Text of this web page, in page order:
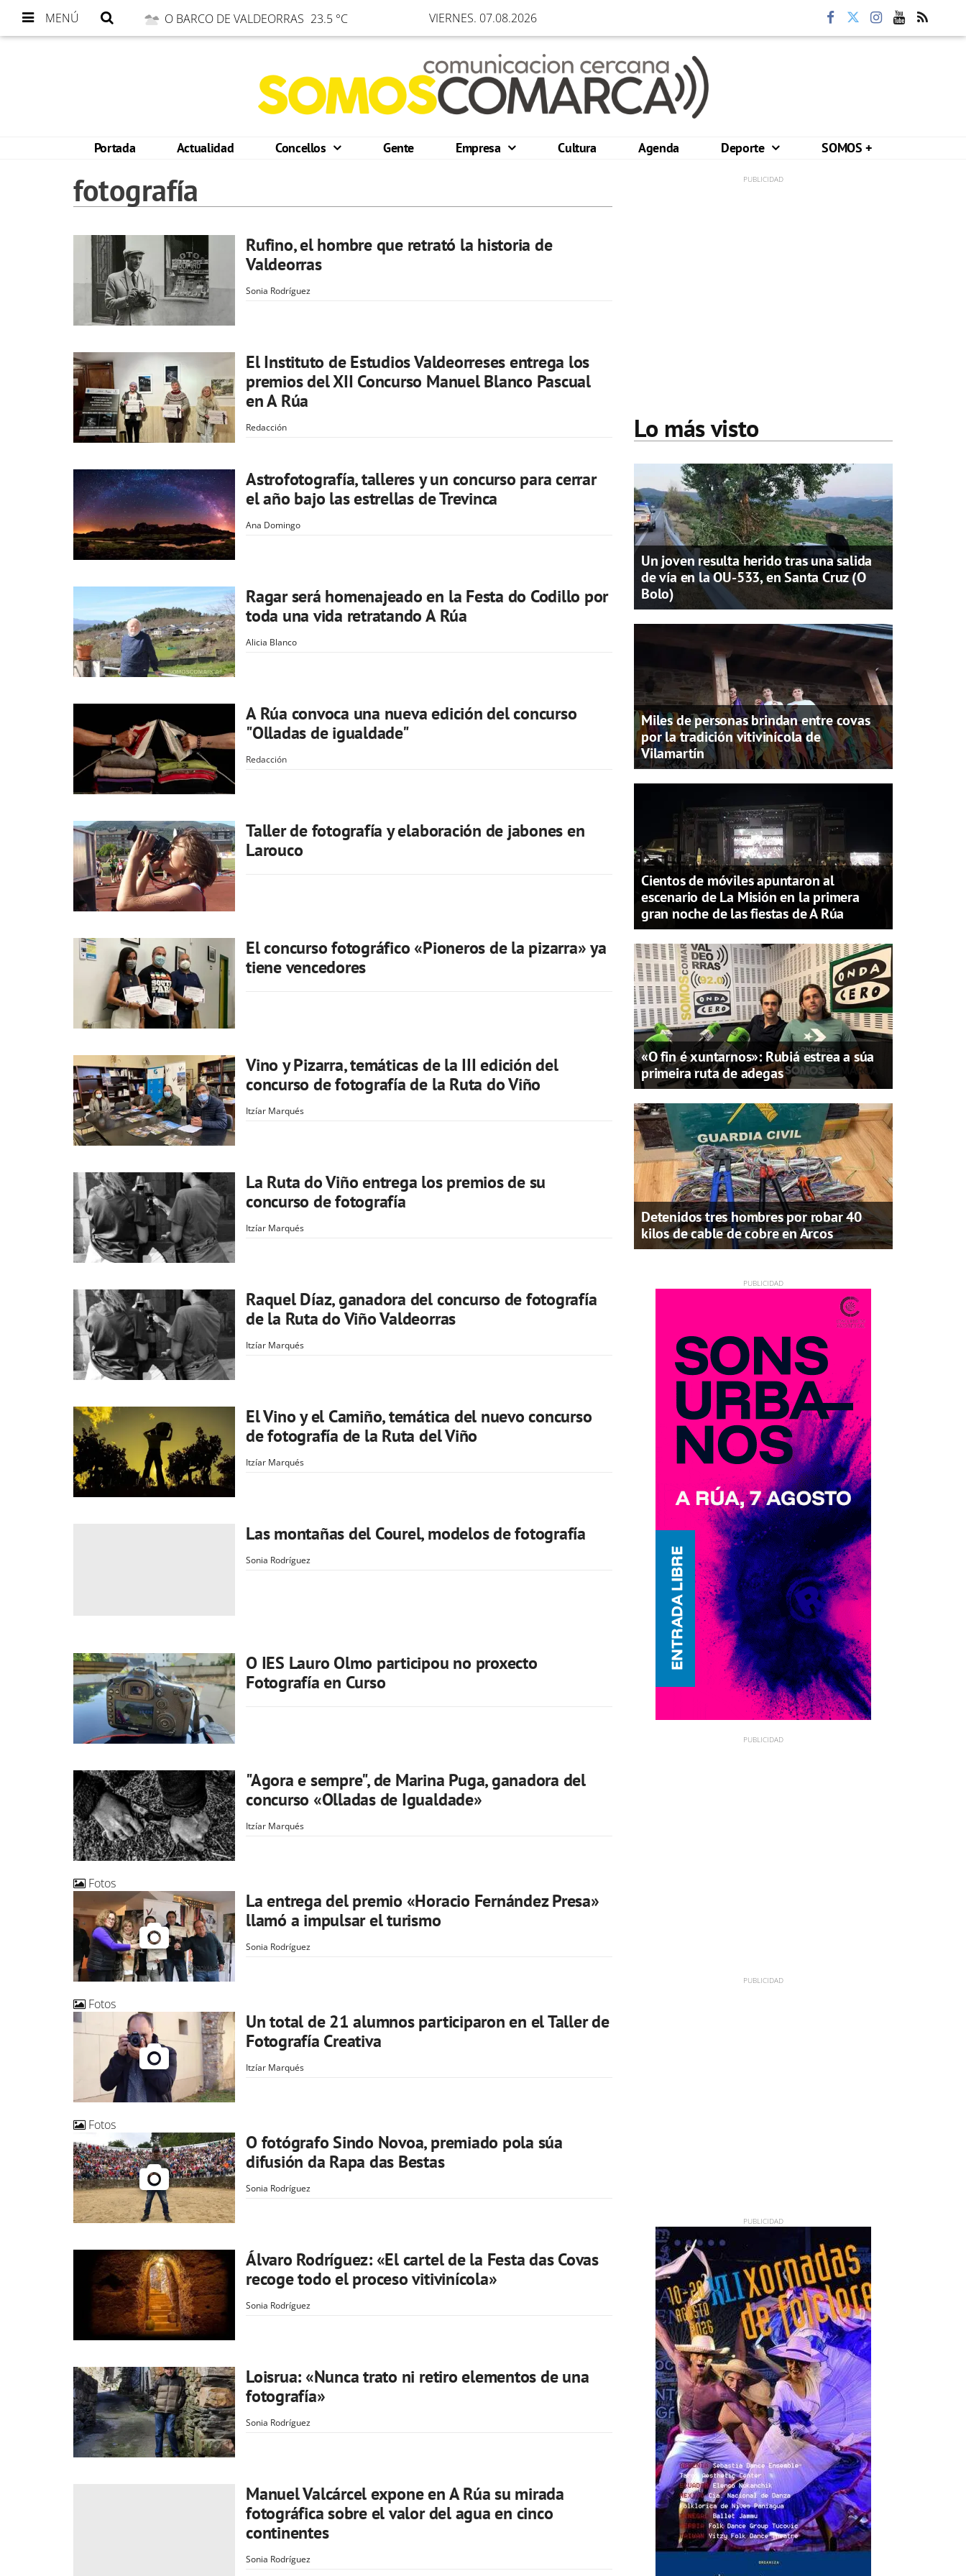
MENÚ O BARCO DE VALDEORRAS 23.5 °C VIERNES. 07.08.2026
Portada Actualidad Concellos Gente Empresa Cultura Agenda Deporte SOMOS +
fotografía
Rufino, el hombre que retrató la historia de
Valdeorras
Sonia Rodríguez
El Instituto de Estudios Valdeorreses entrega los
premios del XII Concurso Manuel Blanco Pascual
en A Rúa
Redacción
Astrofotografía, talleres y un concurso para cerrar
el año bajo las estrellas de Trevinca
Ana Domingo
Ragar será homenajeado en la Festa do Codillo por
toda una vida retratando A Rúa
Alicia Blanco
A Rúa convoca una nueva edición del concurso
"Olladas de igualdade"
Redacción
Taller de fotografía y elaboración de jabones en
Larouco
El concurso fotográfico «Pioneros de la pizarra» ya
tiene vencedores
Vino y Pizarra, temáticas de la III edición del
concurso de fotografía de la Ruta do Viño
Itzíar Marqués
La Ruta do Viño entrega los premios de su
concurso de fotografía
Itzíar Marqués
Raquel Díaz, ganadora del concurso de fotografía
de la Ruta do Viño Valdeorras
Itzíar Marqués
El Vino y el Camiño, temática del nuevo concurso
de fotografía de la Ruta del Viño
Itzíar Marqués
Las montañas del Courel, modelos de fotografía
Sonia Rodríguez
O IES Lauro Olmo participou no proxecto
Fotografía en Curso
"Agora e sempre", de Marina Puga, ganadora del
concurso «Olladas de Igualdade»
Itzíar Marqués
Fotos
La entrega del premio «Horacio Fernández Presa»
llamó a impulsar el turismo
Sonia Rodríguez
Fotos
Un total de 21 alumnos participaron en el Taller de
Fotografía Creativa
Itzíar Marqués
Fotos
O fotógrafo Sindo Novoa, premiado pola súa
difusión da Rapa das Bestas
Sonia Rodríguez
Álvaro Rodríguez: «El cartel de la Festa das Covas
recoge todo el proceso vitivinícola»
Sonia Rodríguez
Loisrua: «Nunca trato ni retiro elementos de una
fotografía»
Sonia Rodríguez
Manuel Valcárcel expone en A Rúa su mirada
fotográfica sobre el valor del agua en cinco
continentes
Sonia Rodríguez
Lo más visto
Un joven resulta herido tras una salida
de vía en la OU-533, en Santa Cruz (O
Bolo)
Miles de personas brindan entre covas
por la tradición vitivinícola de
Vilamartín
Cientos de móviles apuntaron al
escenario de La Misión en la primera
gran noche de las fiestas de A Rúa
«O fin é xuntarnos»: Rubiá estrea a súa
primeira ruta de adegas
Detenidos tres hombres por robar 40
kilos de cable de cobre en Arcos